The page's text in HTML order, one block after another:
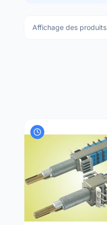
Affichage des produits